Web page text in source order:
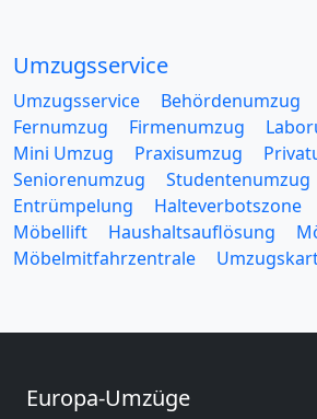
Umzugsservice
Umzugsservice Behördenumzug
Fernumzug
Firmenumzug
Mini Umzug
Praxisumzug
Seniorenumzug
Studentenumzug
Entrümpelung
Halteverbotszone
Möbellift
Haushaltsauflösung
Möbelmitfahrzentrale
Europa-Umzüge